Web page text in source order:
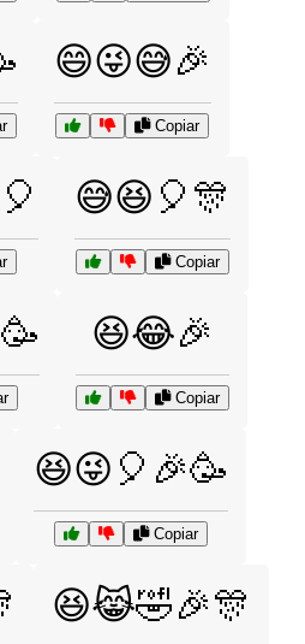
😄😜😅🎉
Copiar
😅😆🎈🎊
Copiar
😆😂🎉
Copiar
😆😜🎈🎉🥳
Copiar
😆😹🤣🎉🎊